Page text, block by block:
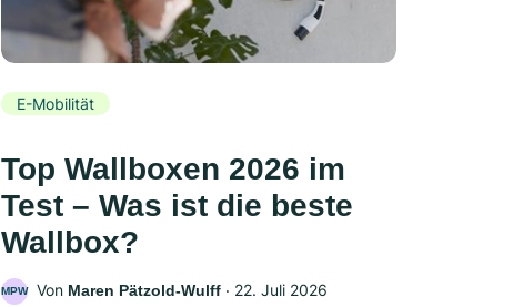
E-Mobilität
Top Wallboxen 2026 im
Test – Was ist die beste
Wallbox?
MPW Von Maren Pätzold-Wulff ‧ 22. Juli 2026